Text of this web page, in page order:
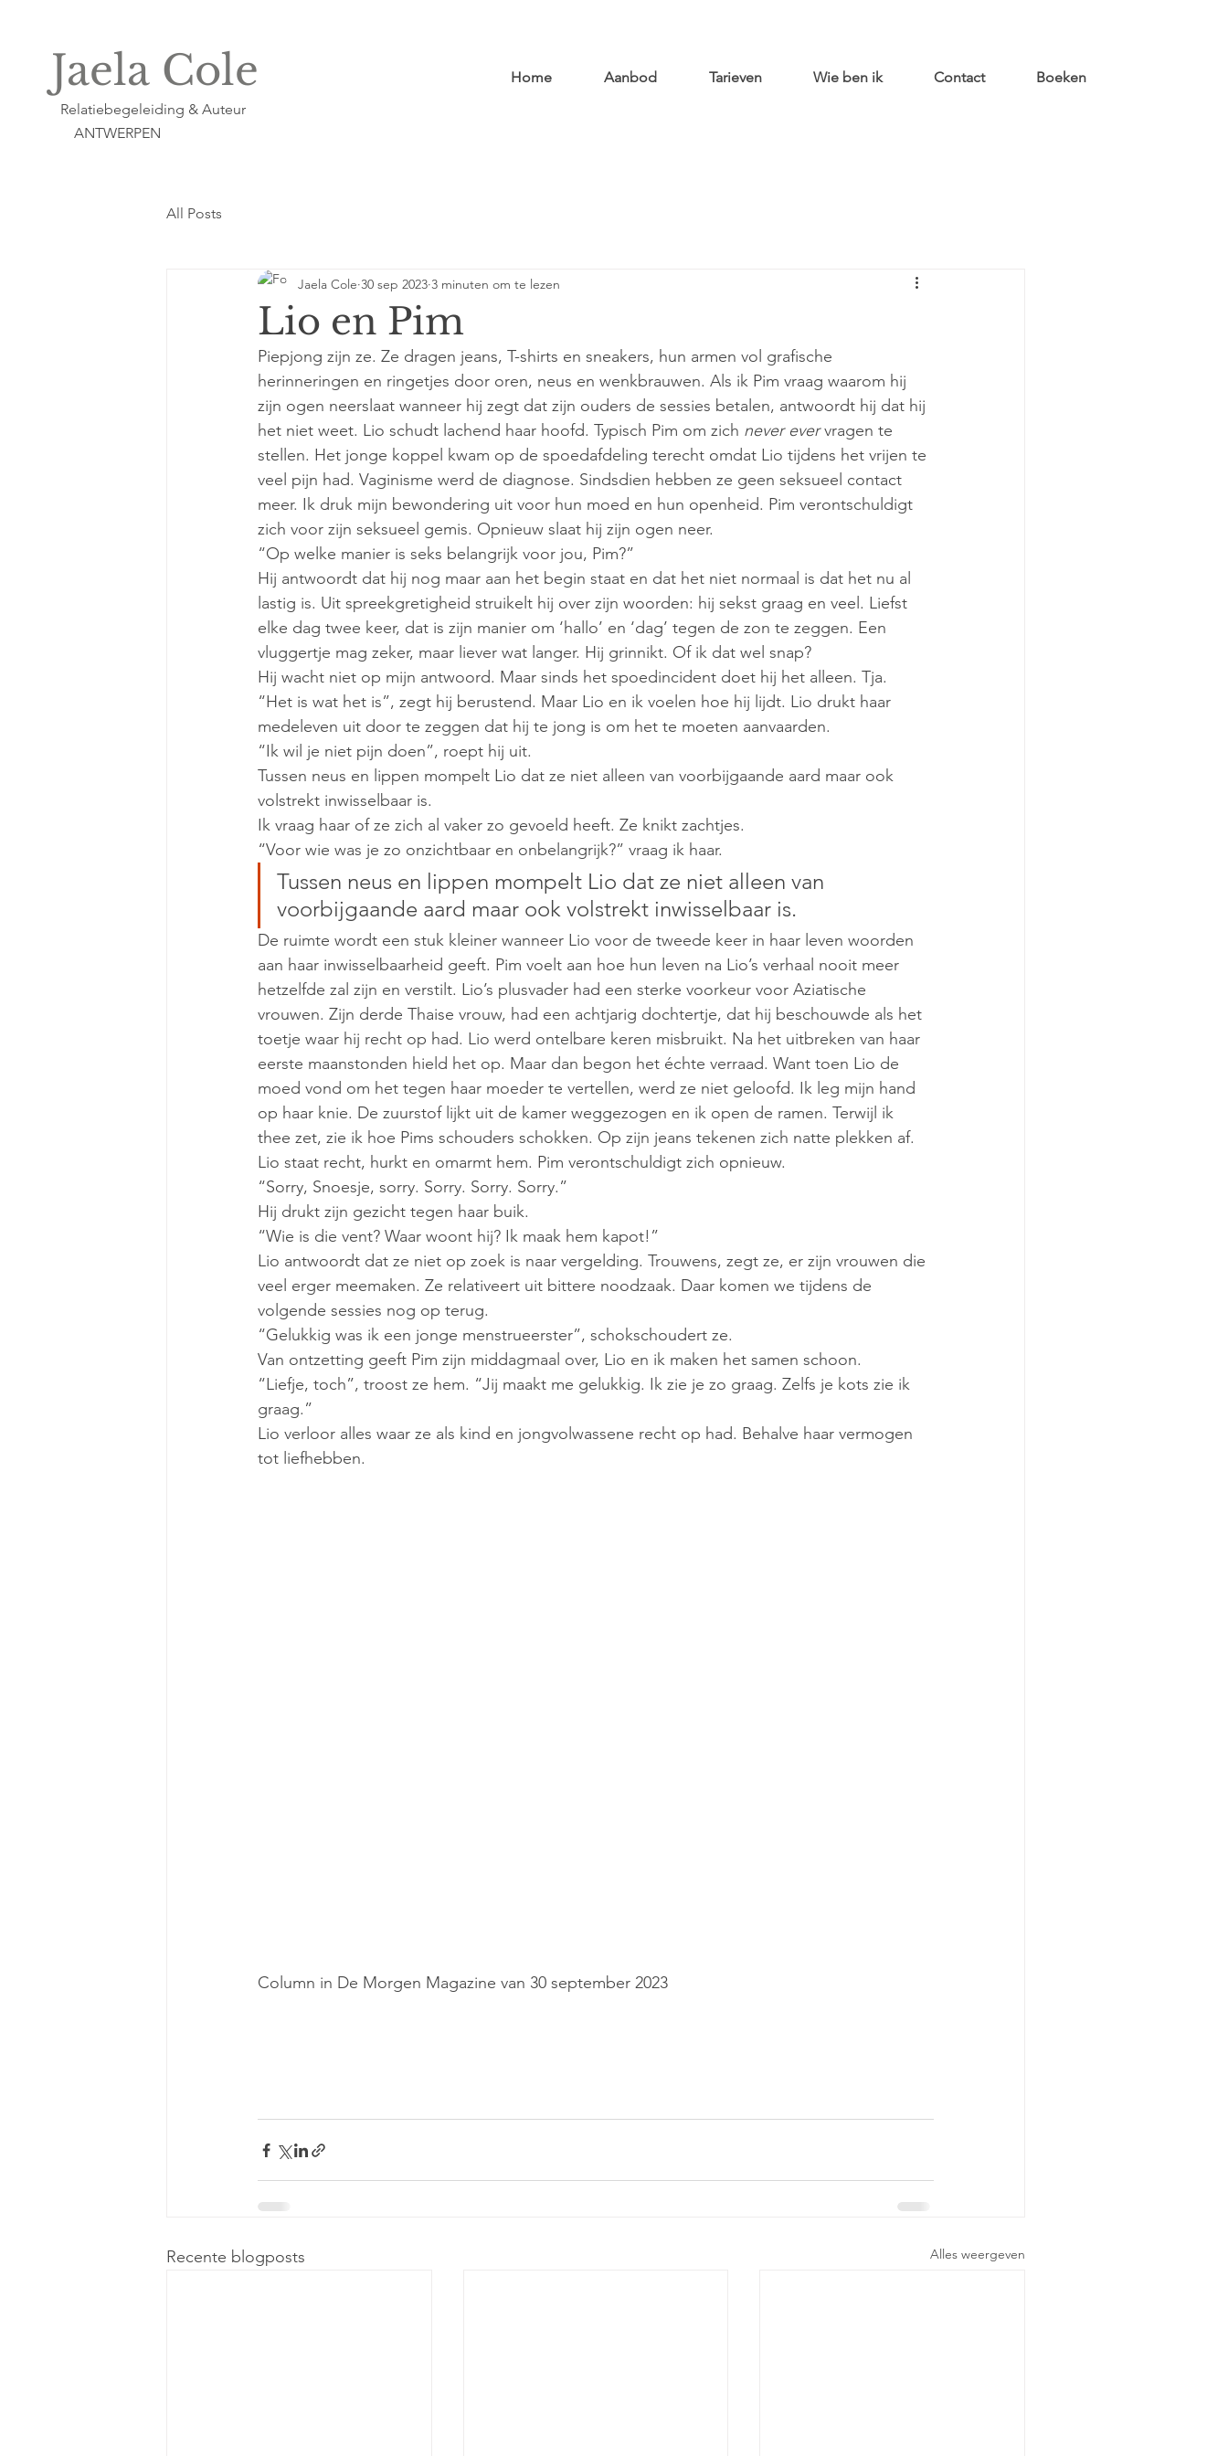
Jaela Cole
Relatiebegeleiding & Auteur
ANTWERPEN
Home Aanbod Tarieven Wie ben ik Contact Boeken
All Posts
Lio en Pim
Jaela Cole 30 sep 2023 3 minuten om te lezen
Piepjong zijn ze. Ze dragen jeans, T-shirts en sneakers, hun armen vol grafische
herinneringen en ringetjes door oren, neus en wenkbrauwen. Als ik Pim vraag waarom hij
zijn ogen neerslaat wanneer hij zegt dat zijn ouders de sessies betalen, antwoordt hij dat hij
het niet weet. Lio schudt lachend haar hoofd. Typisch Pim om zich never ever vragen te
stellen. Het jonge koppel kwam op de spoedafdeling terecht omdat Lio tijdens het vrijen te
veel pijn had. Vaginisme werd de diagnose. Sindsdien hebben ze geen seksueel contact
meer. Ik druk mijn bewondering uit voor hun moed en hun openheid. Pim verontschuldigt
zich voor zijn seksueel gemis. Opnieuw slaat hij zijn ogen neer.
“Op welke manier is seks belangrijk voor jou, Pim?”
Hij antwoordt dat hij nog maar aan het begin staat en dat het niet normaal is dat het nu al
lastig is. Uit spreekgretigheid struikelt hij over zijn woorden: hij sekst graag en veel. Liefst
elke dag twee keer, dat is zijn manier om ‘hallo’ en ‘dag’ tegen de zon te zeggen. Een
vluggertje mag zeker, maar liever wat langer. Hij grinnikt. Of ik dat wel snap?
Hij wacht niet op mijn antwoord. Maar sinds het spoedincident doet hij het alleen. Tja.
“Het is wat het is”, zegt hij berustend. Maar Lio en ik voelen hoe hij lijdt. Lio drukt haar
medeleven uit door te zeggen dat hij te jong is om het te moeten aanvaarden.
“Ik wil je niet pijn doen”, roept hij uit.
Tussen neus en lippen mompelt Lio dat ze niet alleen van voorbijgaande aard maar ook
volstrekt inwisselbaar is.
Ik vraag haar of ze zich al vaker zo gevoeld heeft. Ze knikt zachtjes.
“Voor wie was je zo onzichtbaar en onbelangrijk?” vraag ik haar.
Tussen neus en lippen mompelt Lio dat ze niet alleen van
voorbijgaande aard maar ook volstrekt inwisselbaar is.
De ruimte wordt een stuk kleiner wanneer Lio voor de tweede keer in haar leven woorden
aan haar inwisselbaarheid geeft. Pim voelt aan hoe hun leven na Lio’s verhaal nooit meer
hetzelfde zal zijn en verstilt. Lio’s plusvader had een sterke voorkeur voor Aziatische
vrouwen. Zijn derde Thaise vrouw, had een achtjarig dochtertje, dat hij beschouwde als het
toetje waar hij recht op had. Lio werd ontelbare keren misbruikt. Na het uitbreken van haar
eerste maanstonden hield het op. Maar dan begon het échte verraad. Want toen Lio de
moed vond om het tegen haar moeder te vertellen, werd ze niet geloofd. Ik leg mijn hand
op haar knie. De zuurstof lijkt uit de kamer weggezogen en ik open de ramen. Terwijl ik
thee zet, zie ik hoe Pims schouders schokken. Op zijn jeans tekenen zich natte plekken af.
Lio staat recht, hurkt en omarmt hem. Pim verontschuldigt zich opnieuw.
“Sorry, Snoesje, sorry. Sorry. Sorry. Sorry.”
Hij drukt zijn gezicht tegen haar buik.
“Wie is die vent? Waar woont hij? Ik maak hem kapot!”
Lio antwoordt dat ze niet op zoek is naar vergelding. Trouwens, zegt ze, er zijn vrouwen die
veel erger meemaken. Ze relativeert uit bittere noodzaak. Daar komen we tijdens de
volgende sessies nog op terug.
“Gelukkig was ik een jonge menstrueerster”, schokschoudert ze.
Van ontzetting geeft Pim zijn middagmaal over, Lio en ik maken het samen schoon.
“Liefje, toch”, troost ze hem. “Jij maakt me gelukkig. Ik zie je zo graag. Zelfs je kots zie ik
graag.”
Lio verloor alles waar ze als kind en jongvolwassene recht op had. Behalve haar vermogen
tot liefhebben.
Column in De Morgen Magazine van 30 september 2023
Recente blogposts Alles weergeven